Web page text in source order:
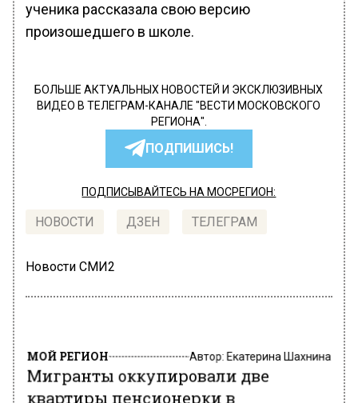
ученика рассказала свою версию
произошедшего в школе.
БОЛЬШЕ АКТУАЛЬНЫХ НОВОСТЕЙ И ЭКСКЛЮЗИВНЫХ
ВИДЕО В ТЕЛЕГРАМ-КАНАЛЕ "ВЕСТИ МОСКОВСКОГО
РЕГИОНА".
ПОДПИШИСЬ!
ПОДПИСЫВАЙТЕСЬ НА МОСРЕГИОН:
НОВОСТИ ДЗЕН ТЕЛЕГРАМ
Новости СМИ2
МОЙ РЕГИОН Автор: Екатерина Шахнина
Мигранты оккупировали две
квартиры пенсионерки в